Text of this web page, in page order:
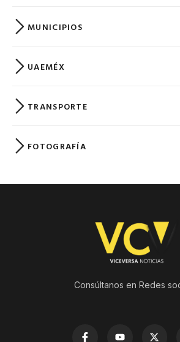
MUNICIPIOS
UAEMÉX
TRANSPORTE
FOTOGRAFÍA
Consúltanos en Redes